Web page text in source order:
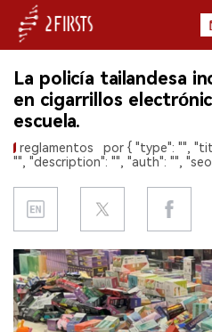
INICIO
EMPRESA
REGULACIÓN
CHINA
DATOS
La policía tailandesa
en cigarrillos
escuela.
reglamentos
por { "type": "",
"", "description": "", "auth": "",